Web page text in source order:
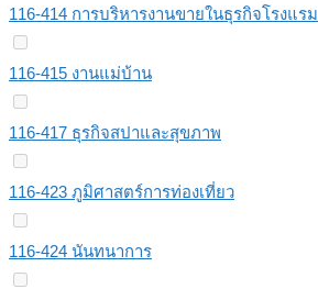
116-414 การบริหารงานขายในธุรกิจโรงแรม
116-415 งานแม่บ้าน
116-417 ธุรกิจสปาและสุขภาพ
116-423 ภูมิศาสตร์การท่องเที่ยว
116-424 นันทนาการ